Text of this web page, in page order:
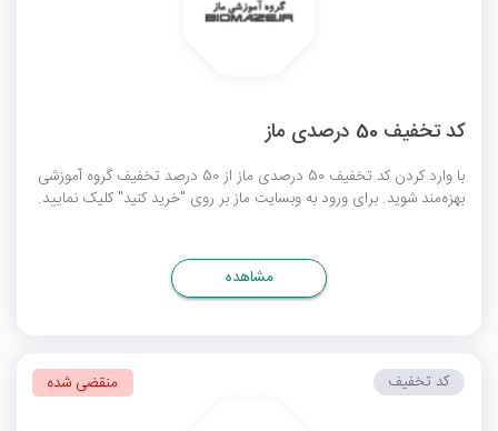
کد تخفیف 50 درصدی ماز
با وارد کردن کد تخفیف 50 درصدی ماز از 50 درصد تخفیف گروه آموزشی
بهزه‌مند شوید. برای ورود به وبسایت ماز بر روی "خرید کنید" کلیک نمایید.
مشاهده
کد تخفیف منقضی شده